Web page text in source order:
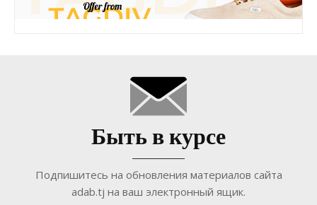
Быть в курсе
Подпишитесь на обновления материалов сайта
adab.tj на ваш электронный ящик.